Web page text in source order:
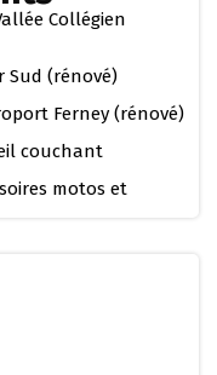
Collégien
Sud (rénové)
Ferney (rénové)
couchant
motos et